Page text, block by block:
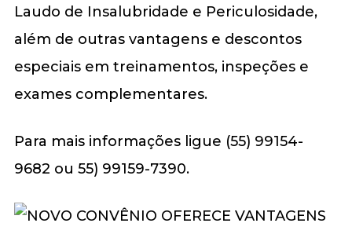
Laudo de Insalubridade e Periculosidade,
além de outras vantagens e descontos
especiais em treinamentos, inspeções e
exames complementares.
Para mais informações ligue (55) 99154-
9682 ou 55) 99159-7390.